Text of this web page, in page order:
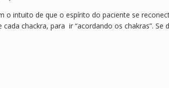
o intuito de que o espírito do paciente se
chackra, para ir “acordando os chakras”.